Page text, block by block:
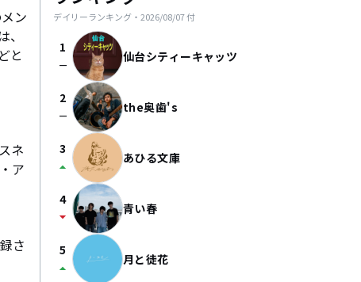
ン
と
ネ
ア
さ
デイリーランキング・ 2026/08/07付
1
check_indeterminate_small 仙台シティーキャッツ
2
check_indeterminate_small the奥歯's
3
arrow_drop_up あひる文庫
4
arrow_drop_down 青い春
5
arrow_drop_up 月と徒花